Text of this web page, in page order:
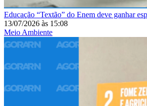
Educação “Textão” do Enem deve ganhar
13/07/2026 às 15:08
Meio Ambiente